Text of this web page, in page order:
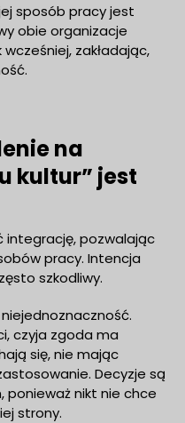
sposób pracy jest
obie organizacje
zakładając,
na
kultur” jest
integrację, pozwalając
pracy. Intencja
szkodliwy.
czyja zgoda ma
się, nie mając
Decyzje są
nikt nie chce
strony.